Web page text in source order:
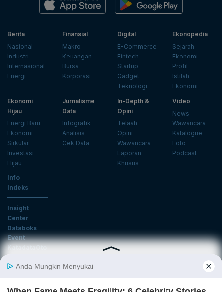
Berita
Nasional
Industri
Internasional
Energi
Finansial
Makro
Keuangan
Bursa
Korporasi
Digital
E-Commerce
Fintech
Startup
Gadget
Teknologi
Ekonopedia
Sejarah
Ekonomi
Profil
Istilah
Ekonomi
Ekonomi
Hijau
Energi Baru
Ekonomi
Sirkular
Investasi
Hijau
Jurnalisme
Data
Infografik
Analisis
Cek Data
In-Depth &
Opini
Telaah
Opini
Wawancara
Laporan
Khusus
Video
News
Wawancara
Katalogue
Foto
Podcast
Info
Indeks
Insight
Center
Databoks
Event
KatadataOto
Email